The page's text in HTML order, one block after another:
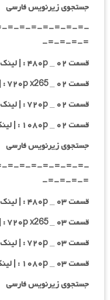
جستجوی زیرنویس فارسی
=-=-=-=-=-=-=-
=-=-=-=-
قسمت ۰۲ _ ۴۸۰p : | لینک مستقیم |
قسمت ۰۲ _ ۷۲۰p x265 : | لینک مستقیم |
قسمت ۰۲ _ ۷۲۰p : | لینک مستقیم |
قسمت ۰۲ _ ۱۰۸۰p : | لینک مستقیم |
جستجوی زیرنویس فارسی
=-=-=-=-=-=-=-
=-=-=-=-
قسمت ۰۳ _ ۴۸۰p : | لینک مستقیم |
قسمت ۰۳ _ ۷۲۰p x265 : | لینک مستقیم |
قسمت ۰۳ _ ۷۲۰p : | لینک مستقیم |
قسمت ۰۳ _ ۱۰۸۰p : | لینک مستقیم |
جستجوی زیرنویس فارسی